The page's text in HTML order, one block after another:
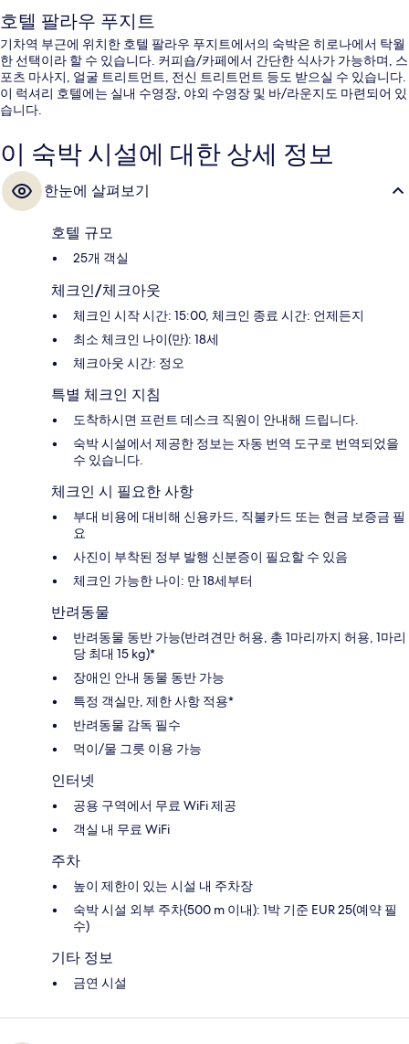
호텔 팔라우 푸지트
기차역 부근에 위치한 호텔 팔라우 푸지트에서의 숙박은 히로나에서 탁월
한 선택이라 할 수 있습니다. 커피숍/카페에서 간단한 식사가 가능하며, 스
포츠 마사지, 얼굴 트리트먼트, 전신 트리트먼트 등도 받으실 수 있습니다.
이 럭셔리 호텔에는 실내 수영장, 야외 수영장 및 바/라운지도 마련되어 있
습니다.
이 숙박 시설에 대한 상세 정보
한눈에 살펴보기
호텔 규모
25개 객실
체크인/체크아웃
체크인 시작 시간: 15:00, 체크인 종료 시간: 언제든지
최소 체크인 나이(만): 18세
체크아웃 시간: 정오
특별 체크인 지침
도착하시면 프런트 데스크 직원이 안내해 드립니다.
숙박 시설에서 제공한 정보는 자동 번역 도구로 번역되었을
수 있습니다.
체크인 시 필요한 사항
부대 비용에 대비해 신용카드, 직불카드 또는 현금 보증금 필
요
사진이 부착된 정부 발행 신분증이 필요할 수 있음
체크인 가능한 나이: 만 18세부터
반려동물
반려동물 동반 가능(반려견만 허용, 총 1마리까지 허용, 1마리
당 최대 15 kg)*
장애인 안내 동물 동반 가능
특정 객실만, 제한 사항 적용*
반려동물 감독 필수
먹이/물 그릇 이용 가능
인터넷
공용 구역에서 무료 WiFi 제공
객실 내 무료 WiFi
주차
높이 제한이 있는 시설 내 주차장
숙박 시설 외부 주차(500 m 이내): 1박 기준 EUR 25(예약 필
수)
기타 정보
금연 시설